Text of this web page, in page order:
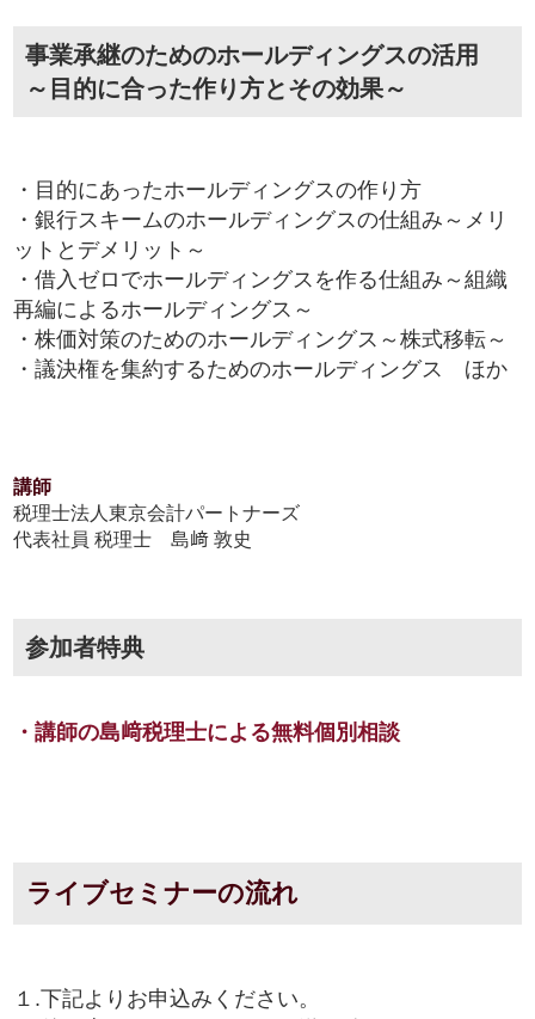
事業承継のためのホールディングスの活用
～目的に合った作り方とその効果～
・目的にあったホールディングスの作り方
・銀行スキームのホールディングスの仕組み～メリ
ットとデメリット～
・借入ゼロでホールディングスを作る仕組み～組織
再編によるホールディングス～
・株価対策のためのホールディングス～株式移転～
・議決権を集約するためのホールディングス ほか
講師
税理士法人東京会計パートナーズ
代表社員 税理士 島﨑 敦史
参加者特典
・講師の島﨑税理士による無料個別相談
ライブセミナーの流れ
１.下記よりお申込みください。